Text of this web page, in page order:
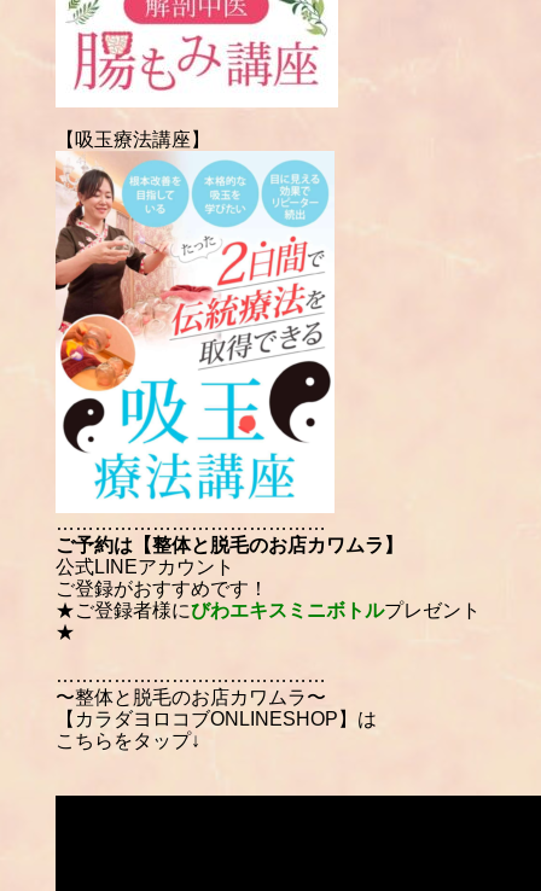
【吸玉療法講座】
……………………………………
ご予約は【整体と脱毛のお店カワムラ】
公式LINEアカウント
ご登録がおすすめです！
★ご登録者様にびわエキスミニボトルプレゼント
★
……………………………………
〜整体と脱毛のお店カワムラ〜
【カラダヨロコブONLINESHOP】は
こちらをタップ↓